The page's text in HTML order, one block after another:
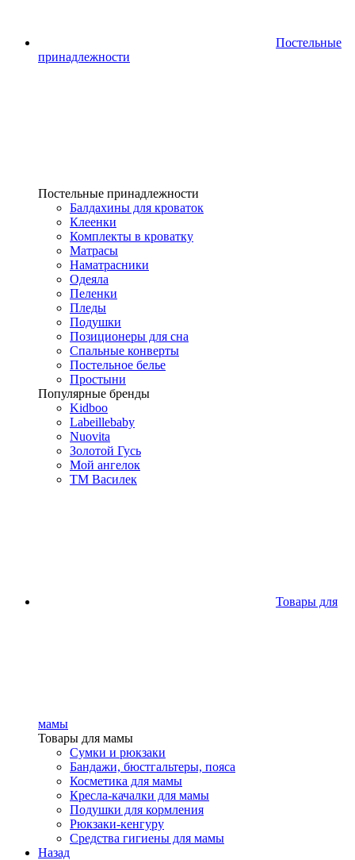
Постельные
принадлежности
Постельные принадлежности
Балдахины для кроваток
Клеенки
Комплекты в кроватку
Матрасы
Наматрасники
Одеяла
Пеленки
Пледы
Подушки
Позиционеры для сна
Спальные конверты
Постельное белье
Простыни
Популярные бренды
Kidboo
Labeillebaby
Nuovita
Золотой Гусь
Мой ангелок
ТМ Василек
Товары для
мамы
Товары для мамы
Сумки и рюкзаки
Бандажи, бюстгальтеры, пояса
Косметика для мамы
Кресла-качалки для мамы
Подушки для кормления
Рюкзаки-кенгуру
Средства гигиены для мамы
Назад